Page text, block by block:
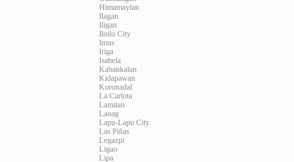
Himamaylan
Ilagan
Iligan
Iloilo City
Imus
Iriga
Isabela
Kabankalan
Kidapawan
Koronadal
La Carlota
Lamitan
Laoag
Lapu-Lapu City
Las Piñas
Legazpi
Ligao
Lipa